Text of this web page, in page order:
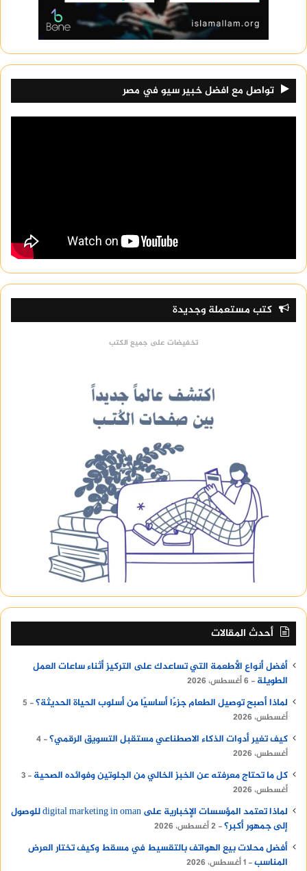
تواصل مع افضل خبير سيو في مصر
كتب مستعملة وجديدة
تخفيضات على جميع الكتب
أحدث المقالات
أفضل أنواع الأطعمة التي تساعدك على التركيز أثناء ساعات العمل
الطويلة
6 أغسطس، 2026
لماذا أصبح توصيل الطعام جزءًا أساسيًا من أسلوب الحياة الحديثة؟
5
أغسطس، 2026
كيف تغير أدوات الذكاء الاصطناعي مستقبل التسويق الرقمي؟ 4
أغسطس، 2026
كل ما تحتاج معرفته عن الخبز الخالي من الجلوتين وفوائده الصحية
3
أغسطس، 2026
لماذا تعتمد المؤسسات الإخبارية على digital marketing in oman للوصول
إلى جمهور أكبر؟ 2 أغسطس، 2026
أفضل محلات بيع الهواتف بالتقسيط في مسقط وكيف تختار العرض
المناسب 1 أغسطس، 2026